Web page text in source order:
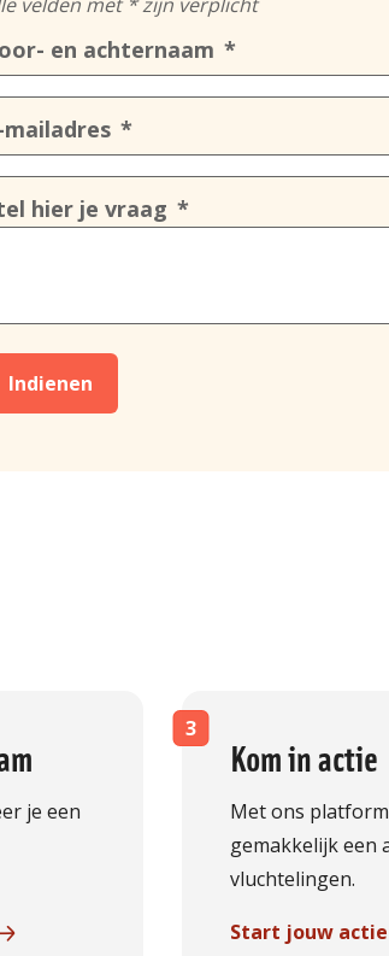
en achternaam
mailadres
hier je vraag
Indienen
je een
Kom in actie
Met ons
gemakkelijk een
vluchtelingen.
Start jouw actie